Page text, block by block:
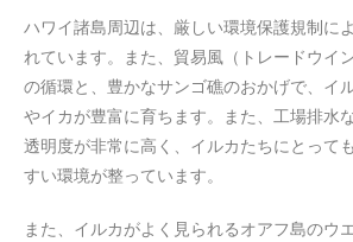
ハワイ諸島周辺は、厳しい環境保護規制に
れています。また、貿易風（トレードウイ
の循環と、豊かなサンゴ礁のおかげで、イ
やイカが豊富に育ちます。また、工場排水
透明度が非常に高く、イルカたちにとって
すい環境が整っています。
また、イルカがよく見られるオアフ島のウ